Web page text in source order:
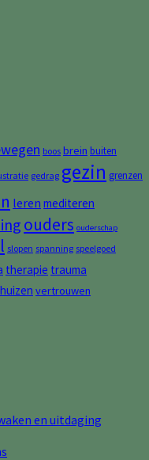
boos brein buiten
gedrag gezin grenzen
leren mediteren
ouders ouderschap
slopen spanning speelgoed
therapie trauma
vertrouwen
en uitdaging